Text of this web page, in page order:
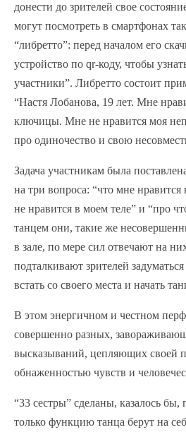
донести до зрителей свое
могут посмотреть в смартфонах
“либретто”: перед началом его
устройство по qr-коду, чтобы
участники”. Либретто состоит
“Настя Лобанова, 19 лет. Мне
ключицы. Мне не нравится моя
про одиночество и свою
Задача участникам была
на три вопроса: “что мне нравится
не нравится в моем теле” и “про
танцем они, такие же
в зале, по мере сил отвечают на
подталкивают зрителей
встать со своего места и начать
В этом энергичном и честном
совершенно разных,
высказываний, цепляющих своей
обнаженностью чувств и
“33 сестры” сделаны, казалось
только функцию танца берут на